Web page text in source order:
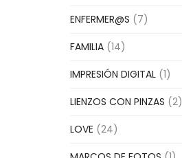
ENFERMER@S (7)
FAMILIA (14)
IMPRESIÓN DIGITAL (1)
LIENZOS CON PINZAS (2)
LOVE (24)